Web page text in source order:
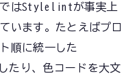
ではStylelintが事実上
います。たとえばプロ
順に統一した
たり、色コードを大文